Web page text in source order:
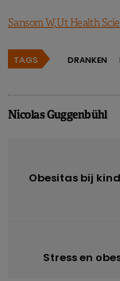
Sansom W, Ut Health
TAGS DRANKEN
Nicolas Guggenbühl
Obesitas bij
Stress en